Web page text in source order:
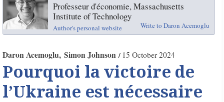
Professeur d'économie, Massachusetts
Institute of Technology
Author's personal website Write to Daron Acemoglu
Daron Acemoglu Simon Johnson 15 October 2024
Pourquoi la victoire de
l’Ukraine est nécessaire